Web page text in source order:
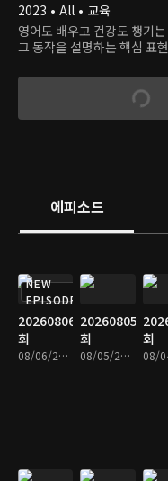
2023 • All • 교육
영어도 배우고 건강도 챙기
그 동작을 설명하는 핵심 표
에피소드
NEW
EPISODE
20260806
회
08/06/2026 • 9분
20260805
회
08/05/2026 • 8분
회